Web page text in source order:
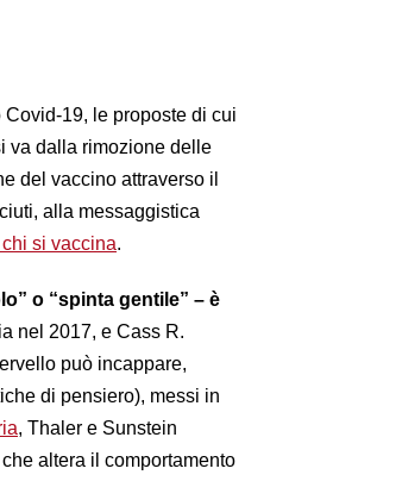
19, le proposte di cui
va dalla rimozione delle
del vaccino attraverso il
alla messaggistica
si vaccina.
o “spinta gentile” – è
nel 2017, e Cass R.
può incappare,
di pensiero), messi in
, Thaler e Sunstein
altera il comportamento